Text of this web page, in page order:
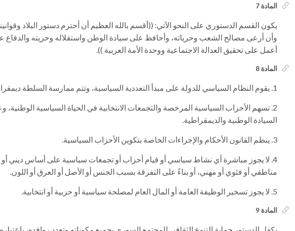
المادة 7
يكون القسم الدستوري على النحو الآتي: ((أقسم بالله العظيم أن أحترم دستور البلاد
وأن أرعى مصالح الشعب وحرياته، وأحافظ على سيادة الوطن واستقلاله وحريته
أعمل على تحقيق العدالة الاجتماعية ووحدة الأمة العربية )).
المادة 8
يقوم النظام السياسي للدولة على مبدأ التعددية السياسية، وتتم ممارسة السلطة
تسهم الأحزاب السياسية المرخصة والتجمعات الانتخابية في الحياة السياسية الوطنية،
السيادة الوطنية والديمقراطية.
ينظم القانون الأحكام والإجراءات الخاصة بتكوين الأحزاب السياسية.
لا يجوز مباشرة أي نشاط سياسي أو قيام أحزاب أو تجمعات سياسية على أساس ديني أو
مناطقي أو فئوي أو مهني، أو بناءً على التفرقة بسبب الجنس أو الأصل أو العرق أو اللون.
لا يجوز تسخير الوظيفة العامة أو المال العام لمصلحة سياسية أو حزبية أو انتخابية.
المادة 9